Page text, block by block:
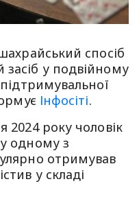
спосіб
у подвійному
Інфосіті.
2024 року чоловік
одному з
отримував
у складі